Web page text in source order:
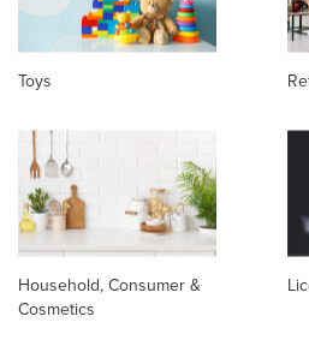
Toys
Household, Consumer &
Cosmetics